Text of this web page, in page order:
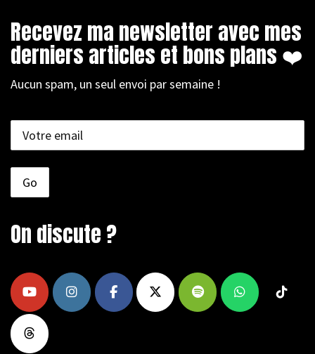
Recevez ma newsletter avec mes
derniers articles et bons plans ❤️
Aucun spam, un seul envoi par semaine !
On discute ?